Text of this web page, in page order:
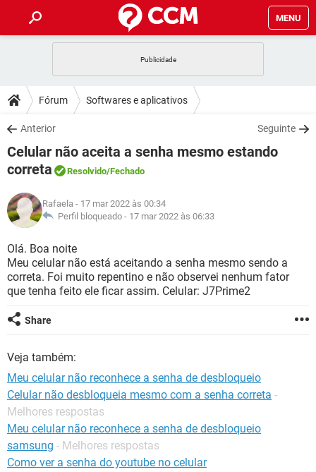
MENU
CELULAR FACEBOOK
OUTLOOK
INSTAGRAM GMAIL
GUIA DE COMPRAS
DICAS
JOGOS WHATSAPP
OUTLOOK
GUIA DE COMPRAS
DOWNLOADS
JOGOS WHATSAPP
CELULAR
OUTLOOK
INSTAGRAM
GUIA DE COMPRAS
FÓRUM
CELULAR FACEBOOK
INSTAGRAM GMAIL
GUIA DE COMPRAS
GLOSSÁRIO
JOGOS
CELULAR
OUTLOOK EXCEL
INSTAGRAM GMAIL
GUIA DE COMPRAS
Fórum Softwares e aplicativos
Anterior Seguinte
Celular não aceita a senha mesmo estando
correta
Resolvido/Fechado
Rafaela - 17 mar 2022 às 00:34
Perfil bloqueado - 17 mar 2022 às 06:33
Olá. Boa noite
Meu celular não está aceitando a senha mesmo sendo a
correta. Foi muito repentino e não observei nenhum fator
que tenha feito ele ficar assim. Celular: J7Prime2
Share
Veja também:
Meu celular não reconhece a senha de desbloqueio
Celular não desbloqueia mesmo com a senha correta -
Melhores respostas
Meu celular não reconhece a senha de desbloqueio
samsung - Melhores respostas
Como ver a senha do youtube no celular